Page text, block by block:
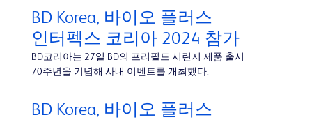
BD Korea, 바이오 플러스
인터펙스 코리아 2024 참가
BD코리아는 27일 BD의 프리필드 시린지 제품 출시
70주년을 기념해 사내 이벤트를 개최했다.
BD Korea, 바이오 플러스